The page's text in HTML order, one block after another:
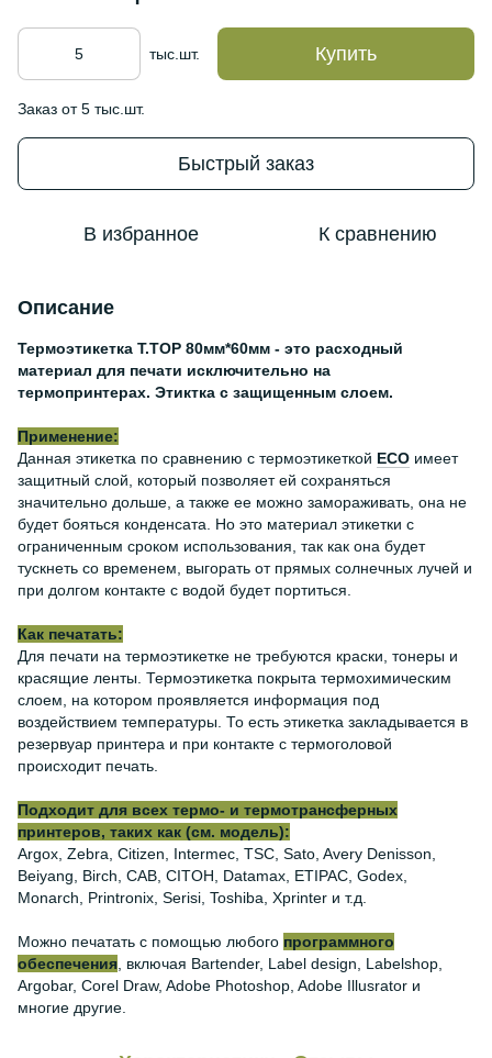
тыс.шт. Купить
Заказ от 5 тыс.шт.
Быстрый заказ
В избранное К сравнению
Описание
Термоэтикетка Т.TOP 80мм*60мм - это расходный
материал для печати исключительно на
термопринтерах. Этиктка с защищенным слоем.
Применение:
Данная этикетка по сравнению с термоэтикеткой ЕСО имеет
защитный слой, который позволяет ей сохраняться
значительно дольше, а также ее можно замораживать, она не
будет бояться конденсата. Но это материал этикетки с
ограниченным сроком использования, так как она будет
тускнеть со временем, выгорать от прямых солнечных лучей и
при долгом контакте с водой будет портиться.
Как печатать:
Для печати на термоэтикетке не требуются краски, тонеры и
красящие ленты. Термоэтикетка покрыта термохимическим
слоем, на котором проявляется информация под
воздействием температуры. То есть этикетка закладывается в
резервуар принтера и при контакте с термоголовой
происходит печать.
Подходит для всех термо- и термотрансферных
принтеров, таких как (см. модель):
Argox, Zebra, Citizen, Intermec, TSC, Sato, Avery Denisson,
Beiyang, Birch, CAB, CITOH, Datamax, ETIPAC, Godex,
Monarch, Printronix, Serisi, Toshiba, Xprinter и т.д.
Можно печатать с помощью любого программного
обеспечения , включая Bartender, Label design, Labelshop,
Argobar, Corel Draw, Adobe Photoshop, Adobe Illusrator и
многие другие.